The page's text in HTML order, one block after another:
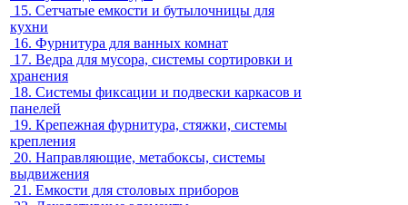
15. Сетчатые емкости и бутылочницы для
кухни
16. Фурнитура для ванных комнат
17. Ведра для мусора, системы сортировки и
хранения
18. Системы фиксации и подвески каркасов и
панелей
19. Крепежная фурнитура, стяжки, системы
крепления
20. Направляющие, метабоксы, системы
выдвижения
21. Емкости для столовых приборов